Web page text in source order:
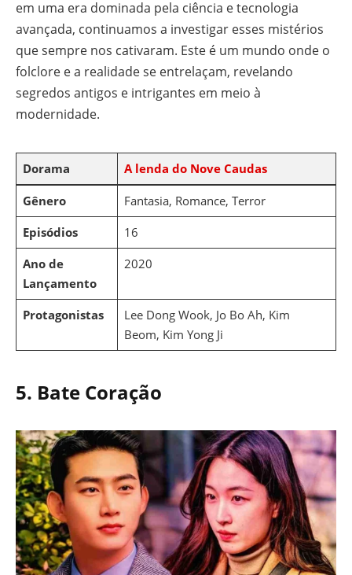
em uma era dominada pela ciência e tecnologia
avançada, continuamos a investigar esses mistérios
que sempre nos cativaram. Este é um mundo onde o
folclore e a realidade se entrelaçam, revelando
segredos antigos e intrigantes em meio à
modernidade.
Dorama A lenda do Nove Caudas
Gênero
Fantasia, Romance, Terror
Episódios
16
Ano de
Lançamento
2020
Protagonistas
Lee Dong Wook, Jo Bo Ah, Kim
Beom, Kim Yong Ji
5. Bate Coração